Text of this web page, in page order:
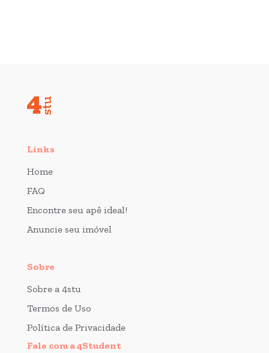
Links
Home
FAQ
Encontre seu apê ideal!
Anuncie seu imóvel
Sobre
Sobre a 4stu
Termos de Uso
Política de Privacidade
Fale com a 4Student